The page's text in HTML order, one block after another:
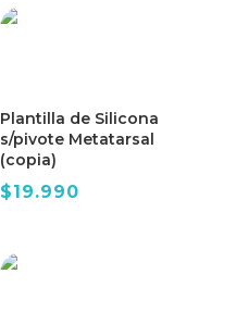
Plantilla de Silicona
s/pivote Metatarsal
(copia)
$19.990